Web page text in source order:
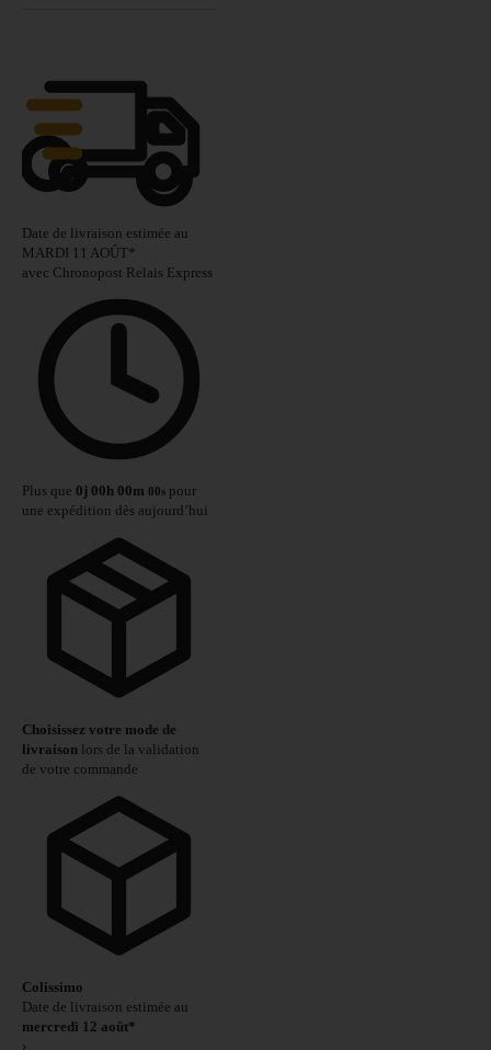
Date de livraison estimée au
MARDI 11 AOÛT*
avec Chronopost Relais Express
Plus que 0j 00h 00m 00s pour
une expédition dès aujourd’hui
Choisissez votre mode de
livraison lors de la validation
de votre commande
Colissimo
Date de livraison estimée au
mercredi 12 août*
›